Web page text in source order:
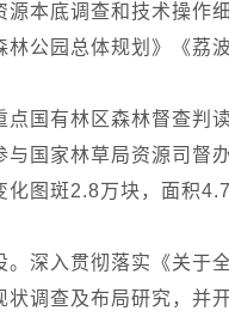
源本底调查和技术操作
林公园总体规划》《荔
点国有林区森林督查判
与国家林草局资源司督
化图斑2.8万块，面积
。深入贯彻落实《关于
状调查及布局研究，并